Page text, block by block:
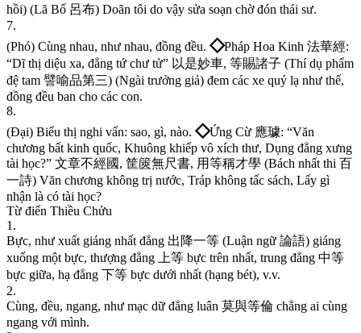
hồi) (Lã Bố 呂布) Doãn tôi do vậy sửa soạn chờ đón thái sư.
7.
(Phó) Cùng nhau, như nhau, đồng đều. ◇Pháp Hoa Kinh 法華經:
“Dĩ thị diệu xa, đẳng tứ chư tử” 以是妙車, 等賜諸子 (Thí dụ phẩm
đệ tam 譬喻品第三) (Ngài trưởng giả) đem các xe quý lạ như thế,
đồng đều ban cho các con.
8.
(Đại) Biểu thị nghi vấn: sao, gì, nào. ◇Ứng Cừ 應璩: “Văn
chương bất kinh quốc, Khuông khiếp vô xích thư, Dụng đẳng xưng
tài học?” 文章不經國, 筐篋無尺書, 用等稱才學 (Bách nhất thi 百
一詩) Văn chương không trị nước, Tráp không tấc sách, Lấy gì
nhận là có tài học?
Từ điển Thiều Chửu
1 .
Bực, như xuất giáng nhất đẳng 出 降一等 (Luận ngữ 論語) giáng
xuống một bực, thượng đẳng 上等 bực trên nhất, trung đẳng 中等
bực giữa, hạ đẳng 下等 bực dưới nhất (hạng bét), v.v.
2.
Cùng, đều, ngang, như mạc dữ đẳng luân 莫與等倫 chẳng ai cùng
ngang với mình.